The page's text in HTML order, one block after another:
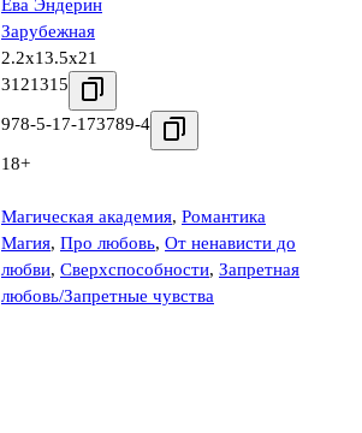
Ева Эндерин
Зарубежная
2.2x13.5x21
3121315
978-5-17-173789-4
18+
Магическая академия, Романтика
Магия, Про любовь, От ненависти до
любви, Сверхспособности, Запретная
любовь/Запретные чувства